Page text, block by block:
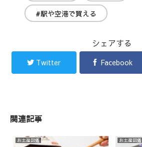
#駅や空港で買える
シェアする
Twitter Facebook
関連記事
お土産図鑑 お土産図鑑